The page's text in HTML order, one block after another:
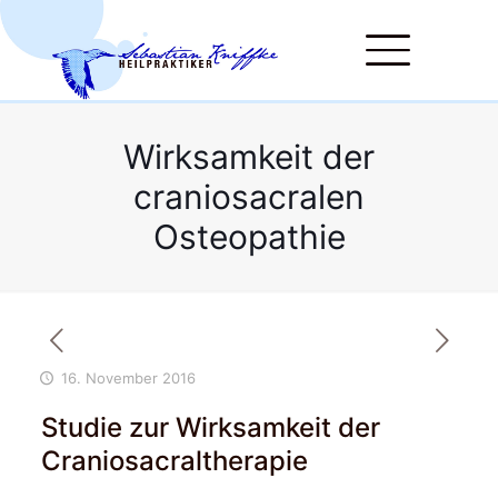
Wirksamkeit der
craniosacralen
Osteopathie
16. November 2016
Studie zur Wirksamkeit der
Craniosacraltherapie